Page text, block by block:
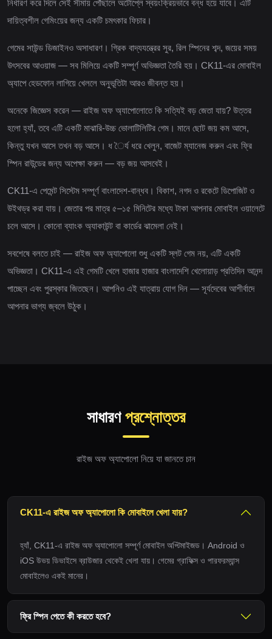
নির্ধারণ করে দিলে সেই সীমায় পৌঁছালে অটোপ্লে স্বয়ংক্রিয়ভাবে বন্ধ হয়ে যাবে। এটি
দায়িত্বশীল গেমিংয়ের জন্য একটি চমৎকার ফিচার।
গেমের সাউন্ড ডিজাইনও অসাধারণ। গ্রিক বাদ্যযন্ত্রের সুর, রিল স্পিনের শব্দ, জয়ের সময়
উৎসবের আওয়াজ — সব মিলিয়ে একটি সম্পূর্ণ অভিজ্ঞতা তৈরি হয়। CK11-এর মোবাইল
অ্যাপে হেডফোন লাগিয়ে খেললে অনুভূতিটা আরও জীবন্ত হয়।
অনেকে জিজ্ঞেস করেন — রাইজ অফ অ্যাপোলোতে কি সত্যিই বড় জেতা যায়? উত্তর
হলো হ্যাঁ, তবে এটি একটি মাঝারি-উচ্চ ভোলাটিলিটির গেম। মানে ছোট জয় কম আসে,
কিন্তু যখন আসে তখন বড় আসে। ধ ৈর্য ধরে খেলুন, বাজেট ম্যানেজ করুন এবং ফ্রি
স্পিন রাউন্ডের জন্য অপেক্ষা করুন — বড় জয় আসবেই।
CK11-এ পেমেন্ট সিস্টেম সম্পূর্ণ বাংলাদেশ-বান্ধব। বিকাশ, নগদ ও রকেটে ডিপোজিট ও
উইথড্র করা যায়। জেতার পর মাত্র ৫–১৫ মিনিটের মধ্যে টাকা আপনার মোবাইল ওয়ালেটে
চলে আসে। কোনো ব্যাংক অ্যাকাউন্ট বা কার্ডের ঝামেলা নেই।
সবশেষে বলতে চাই — রাইজ অফ অ্যাপোলো শুধু একটি স্লট গেম নয়, এটি একটি
অভিজ্ঞতা। CK11-এ এই গেমটি খেলে হাজার হাজার বাংলাদেশি খেলোয়াড় প্রতিদিন আনন্দ
পাচ্ছেন এবং পুরস্কার জিতছেন। আপনিও এই যাত্রায় যোগ দিন — সূর্যদেবের আশীর্বাদে
আপনার ভাগ্য জ্বলে উঠুক।
সাধারণ প্রশ্নোত্তর
রাইজ অফ অ্যাপোলো নিয়ে যা জানতে চান
CK11-এ রাইজ অফ অ্যাপোলো কি মোবাইলে খেলা যায়?
হ্যাঁ, CK11-এ রাইজ অফ অ্যাপোলো সম্পূর্ণ মোবাইল অপ্টিমাইজড। Android ও
iOS উভয় ডিভাইসে ব্রাউজার থেকেই খেলা যায়। গেমের গ্রাফিক্স ও পারফরম্যান্স
মোবাইলেও একই মানের।
ফ্রি স্পিন পেতে কী করতে হবে?